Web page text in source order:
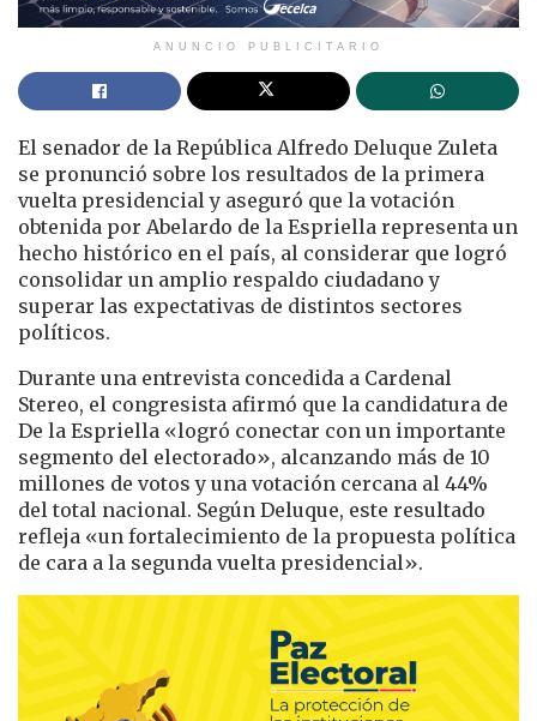
ANUNCIO PUBLICITARIO
El senador de la República Alfredo Deluque Zuleta
se pronunció sobre los resultados de la primera
vuelta presidencial y aseguró que la votación
obtenida por Abelardo de la Espriella representa un
hecho histórico en el país, al considerar que logró
consolidar un amplio respaldo ciudadano y
superar las expectativas de distintos sectores
políticos.
Durante una entrevista concedida a Cardenal
Stereo, el congresista afirmó que la candidatura de
De la Espriella «logró conectar con un importante
segmento del electorado», alcanzando más de 10
millones de votos y una votación cercana al 44%
del total nacional. Según Deluque, este resultado
refleja «un fortalecimiento de la propuesta política
de cara a la segunda vuelta presidencial».